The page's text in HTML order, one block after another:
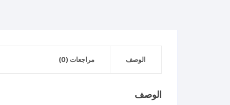
الوصف مراجعات (0)
الوصف